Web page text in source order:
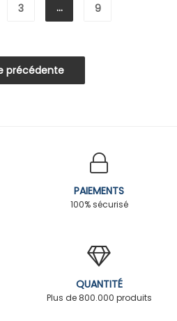
3 ... 9
PAIEMENTS
100% sécurisé
QUANTITÉ
Plus de 800.000 produits